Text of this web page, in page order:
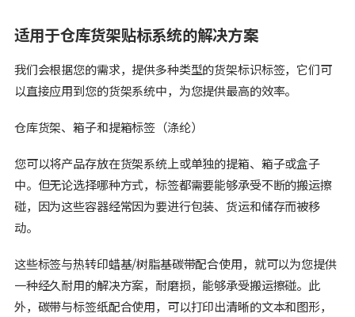
适用于仓库货架贴标系统的解决方案
我们会根据您的需求，提供多种类型的货架标识标签，它们可
以直接应用到您的货架系统中，为您提供最高的效率。
仓库货架、箱子和提箱标签（涤纶）
您可以将产品存放在货架系统上或单独的提箱、箱子或盒子
中。但无论选择哪种方式，标签都需要能够承受不断的搬运擦
碰，因为这些容器经常因为要进行包装、货运和储存而被移
动。
这些标签与热转印蜡基/树脂基碳带配合使用，就可以为您提供
一种经久耐用的解决方案，耐磨损，能够承受搬运擦碰。此
外，碳带与标签纸配合使用，可以打印出清晰的文本和图形，